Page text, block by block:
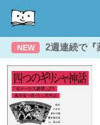
NEW 2週連続で『